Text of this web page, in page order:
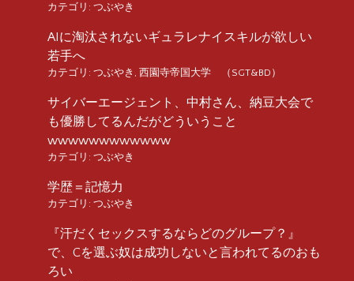
カテゴリ: つぶやき
AIに淘汰されないギュラレナイスキルが欲しい
若手へ
カテゴリ: つぶやき 西園寺帝国大学 （SGT&BD）
サイバーエージェント、中村さん、納豆大会で
も優勝してるんだがどういうこと
wwwwwwwwwwww
カテゴリ: つぶやき
学歴＝記憶力
カテゴリ: つぶやき
『汗だくセックスするならどのグループ？』
で、Cを選ぶ奴は成功しないと言われてるのおも
ろい